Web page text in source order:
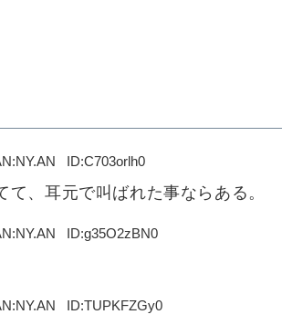
C703orlh0
、耳元で叫ばれた事ならある。
g35O2zBN0
TUPKFZGy0